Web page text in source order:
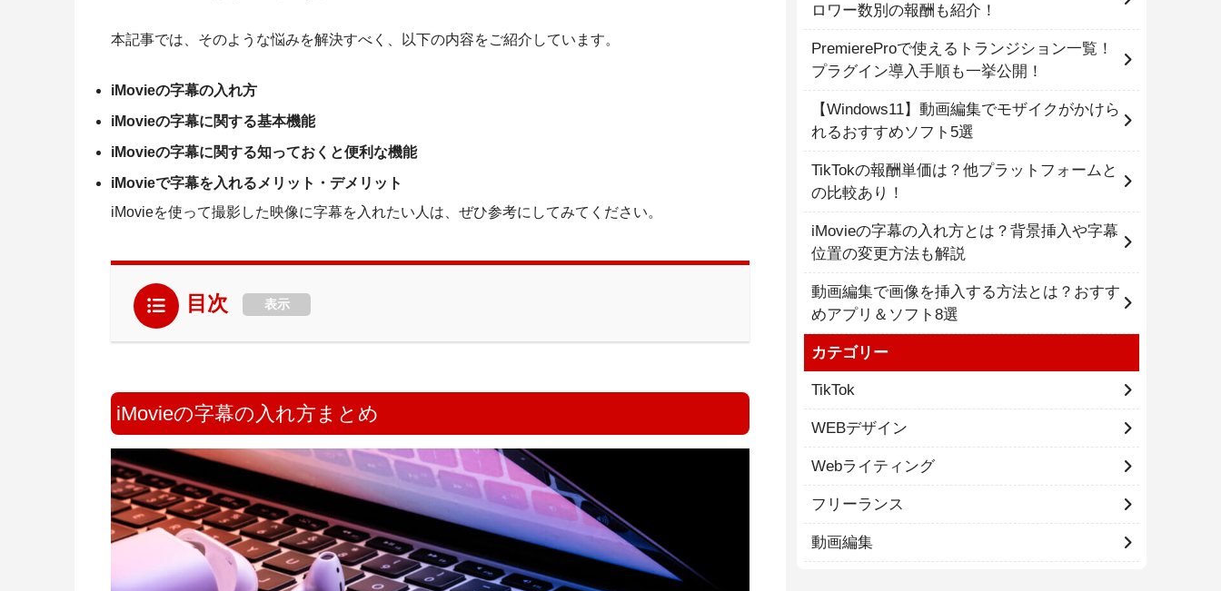
本記事では、そのような悩みを解決すべく、以下の内容をご紹介しています。
iMovieの字幕の入れ方
iMovieの字幕に関する基本機能
iMovieの字幕に関する知っておくと便利な機能
iMovieで字幕を入れるメリット・デメリット
iMovieを使って撮影した映像に字幕を入れたい人は、ぜひ参考にしてみてください。
目次 表示
iMovieの字幕の入れ方まとめ
ロワー数別の報酬も紹介！
PremiereProで使えるトランジション一覧！
プラグイン導入手順も一挙公開！
【Windows11】動画編集でモザイクがかけら
れるおすすめソフト5選
TikTokの報酬単価は？他プラットフォームと
の比較あり！
iMovieの字幕の入れ方とは？背景挿入や字幕
位置の変更方法も解説
動画編集で画像を挿入する方法とは？おすす
めアプリ＆ソフト8選
カテゴリー
TikTok
WEBデザイン
Webライティング
フリーランス
動画編集